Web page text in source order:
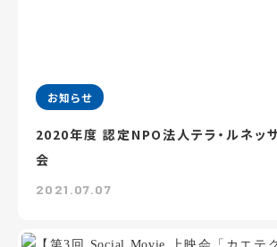
お知らせ
2020年度 認定NPO法人テラ・ルネッ
会
2021.07.07